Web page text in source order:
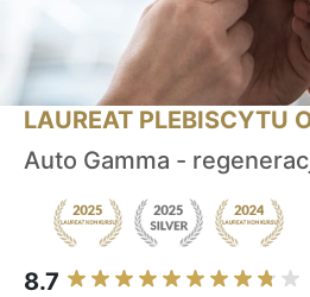
LAUREAT PLEBISCYTU
Auto Gamma -
8.7